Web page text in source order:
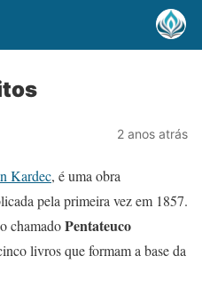
2 anos atrás
Kardec, é uma obra
pela primeira vez em 1857.
chamadoPentateuco
livros que formam a base da